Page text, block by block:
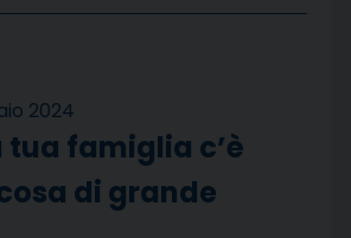
2024
tua famiglia c’è
di grande